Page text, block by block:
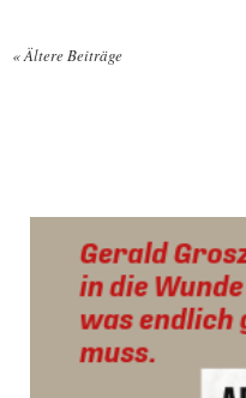
«Ältere Beiträge